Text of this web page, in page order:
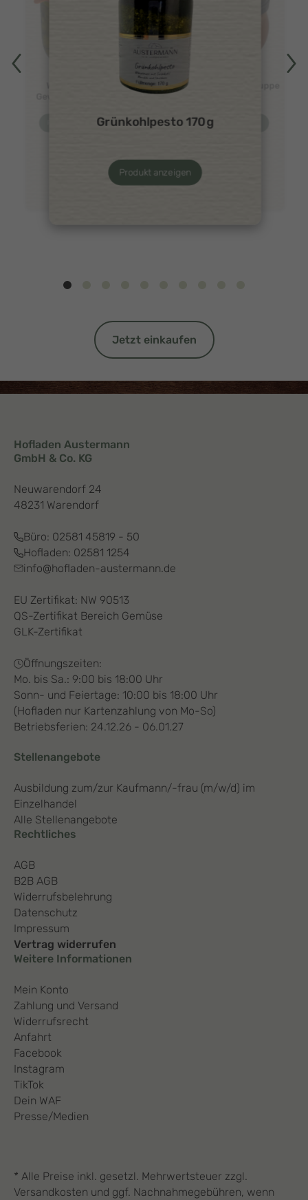
Produkt anzeigenGrünkohlpesto 170g
Produkt anzeigen
Produkt anzeigen
Jetzt einkaufen
Hofladen Austermann
GmbH & Co. KG
Neuwarendorf 24
48231 Warendorf
Büro: 02581 45819 - 50
Hofladen: 02581 1254
info@hofladen-austermann.de
EU Zertifikat: NW 90513
QS-Zertifikat Bereich Gemüse
GLK-Zertifikat
Öffnungszeiten:
Mo. bis Sa.: 9:00 bis 18:00 Uhr
Sonn- und Feiertage: 10:00 bis 18:00 Uhr
(Hofladen nur Kartenzahlung von Mo-So)
Betriebsferien: 24.12.26 - 06.01.27
Stellenangebote
Ausbildung zum/zur Kaufmann/-frau (m/w/d) im
Einzelhandel
Alle Stellenangebote
Rechtliches
AGB
B2B AGB
Widerrufsbelehrung
Datenschutz
Impressum
Vertrag widerrufen
Weitere Informationen
Mein Konto
Zahlung und Versand
Widerrufsrecht
Anfahrt
Facebook
Instagram
TikTok
Dein WAF
Presse/Medien
* Alle Preise inkl. gesetzl. Mehrwertsteuer zzgl.
Versandkosten und ggf. Nachnahmegebühren, wenn